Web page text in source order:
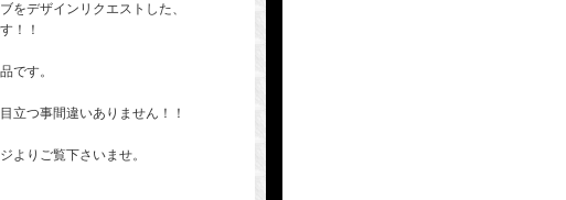
をデザインリクエストした、
！！
です。
立つ事間違いありません！！
よりご覧下さいませ。